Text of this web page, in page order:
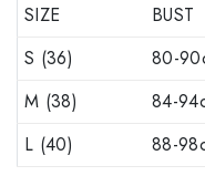
SIZE
BUST
S (36)
80-
M (38)
84-
L (40)
88-